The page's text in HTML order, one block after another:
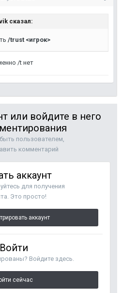
сказал:
/trust <игрок>
/t нет
или войдите в него
пользователем,
комментарий
аккаунт
для получения
Это просто!
аккаунт
Войти
Войдите здесь.
сейчас